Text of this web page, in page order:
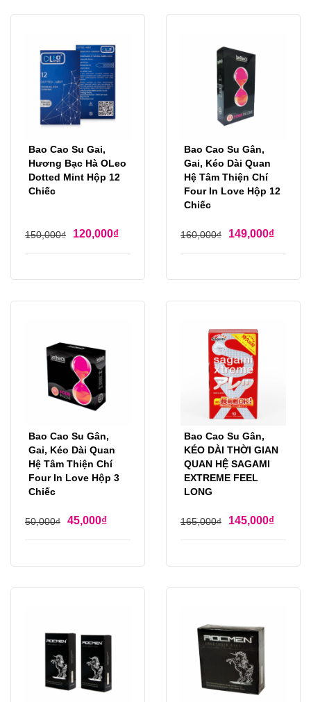
Bao Cao Su Gai,
Hương Bạc Hà OLeo
Dotted Mint Hộp 12
Chiếc
150,000₫ 120,000₫
Bao Cao Su Gân,
Gai, Kéo Dài Quan
Hệ Tâm Thiện Chí
Four In Love Hộp 12
Chiếc
160,000₫ 149,000₫
Bao Cao Su Gân,
Gai, Kéo Dài Quan
Hệ Tâm Thiện Chí
Four In Love Hộp 3
Chiếc
50,000₫ 45,000₫
Bao Cao Su Gân,
KÉO DÀI THỜI GIAN
QUAN HỆ SAGAMI
EXTREME FEEL
LONG
165,000₫ 145,000₫